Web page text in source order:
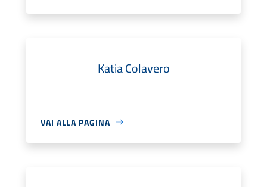
Katia Colavero
VAI ALLA PAGINA